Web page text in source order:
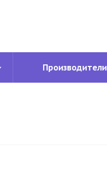
Производители